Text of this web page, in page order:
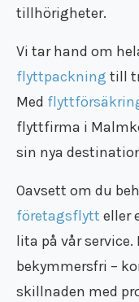
Flyttstädning
Flyttstädning
Flyttstädning
Flyttstädning
Flyttstädning
Flyttstädning
Flyttstädning
Flyttstädning
Flyttstädning
Flyttstädning
Flyttstädning
Företagsstädning
Slutstädning
Städfirma
Transportföretag
Nyheter
tillhörigheter.
Vi tar hand om
flyttpackning till
Med
flyttfirma i
sin nya
Oavsett om du
företagsflytt eller
lita på vår
bekymmersfri –
skillnaden med